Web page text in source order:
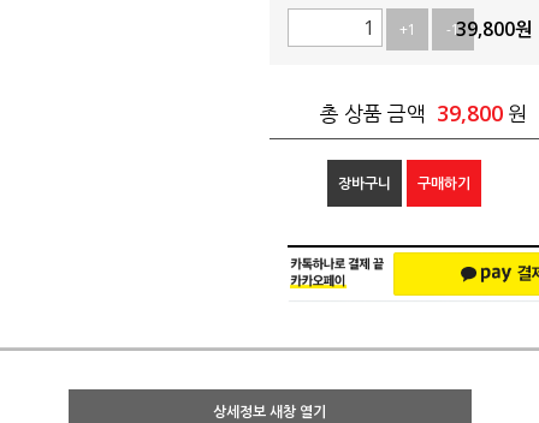
+1
-139,800원
총 상품 금액 39,800 원
장바구니 구매하기
상세정보 새창 열기